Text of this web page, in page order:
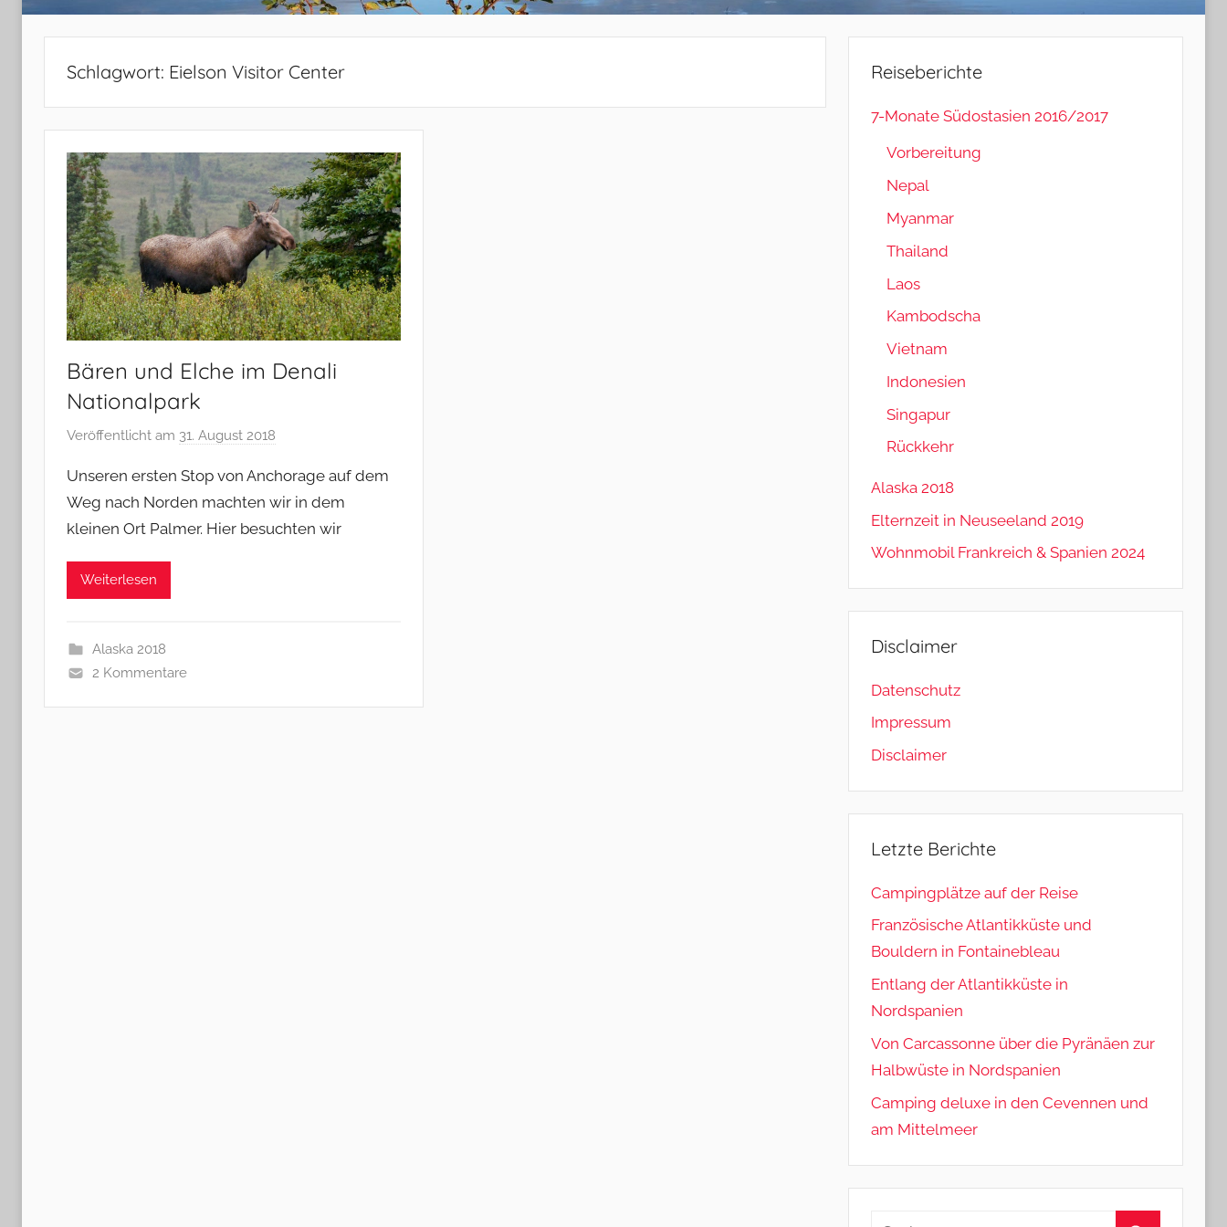
Schlagwort: Eielson Visitor Center
Bären und Elche im Denali
Nationalpark
Veröffentlicht am 31. August 2018
n
M
i
Unseren ersten Stop von Anchorage auf dem
Weg nach Norden machten wir in dem
kleinen Ort Palmer. Hier besuchten wir
Weiterlesen
Alaska 2018
2 Kommentare
Reiseberichte
7-Monate Südostasien 2016/2017
Vorbereitung
Nepal
Myanmar
Thailand
Laos
Kambodscha
Vietnam
Indonesien
Singapur
Rückkehr
Alaska 2018
Elternzeit in Neuseeland 2019
Wohnmobil Frankreich & Spanien 2024
Disclaimer
Datenschutz
Impressum
Disclaimer
Letzte Berichte
Campingplätze auf der Reise
Französische Atlantikküste und
Bouldern in Fontainebleau
Entlang der Atlantikküste in
Nordspanien
Von Carcassonne über die Pyränäen zur
Halbwüste in Nordspanien
Camping deluxe in den Cevennen und
am Mittelmeer
Suchen